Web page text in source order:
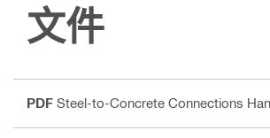
文件
PDF Steel-to-Concrete Connections